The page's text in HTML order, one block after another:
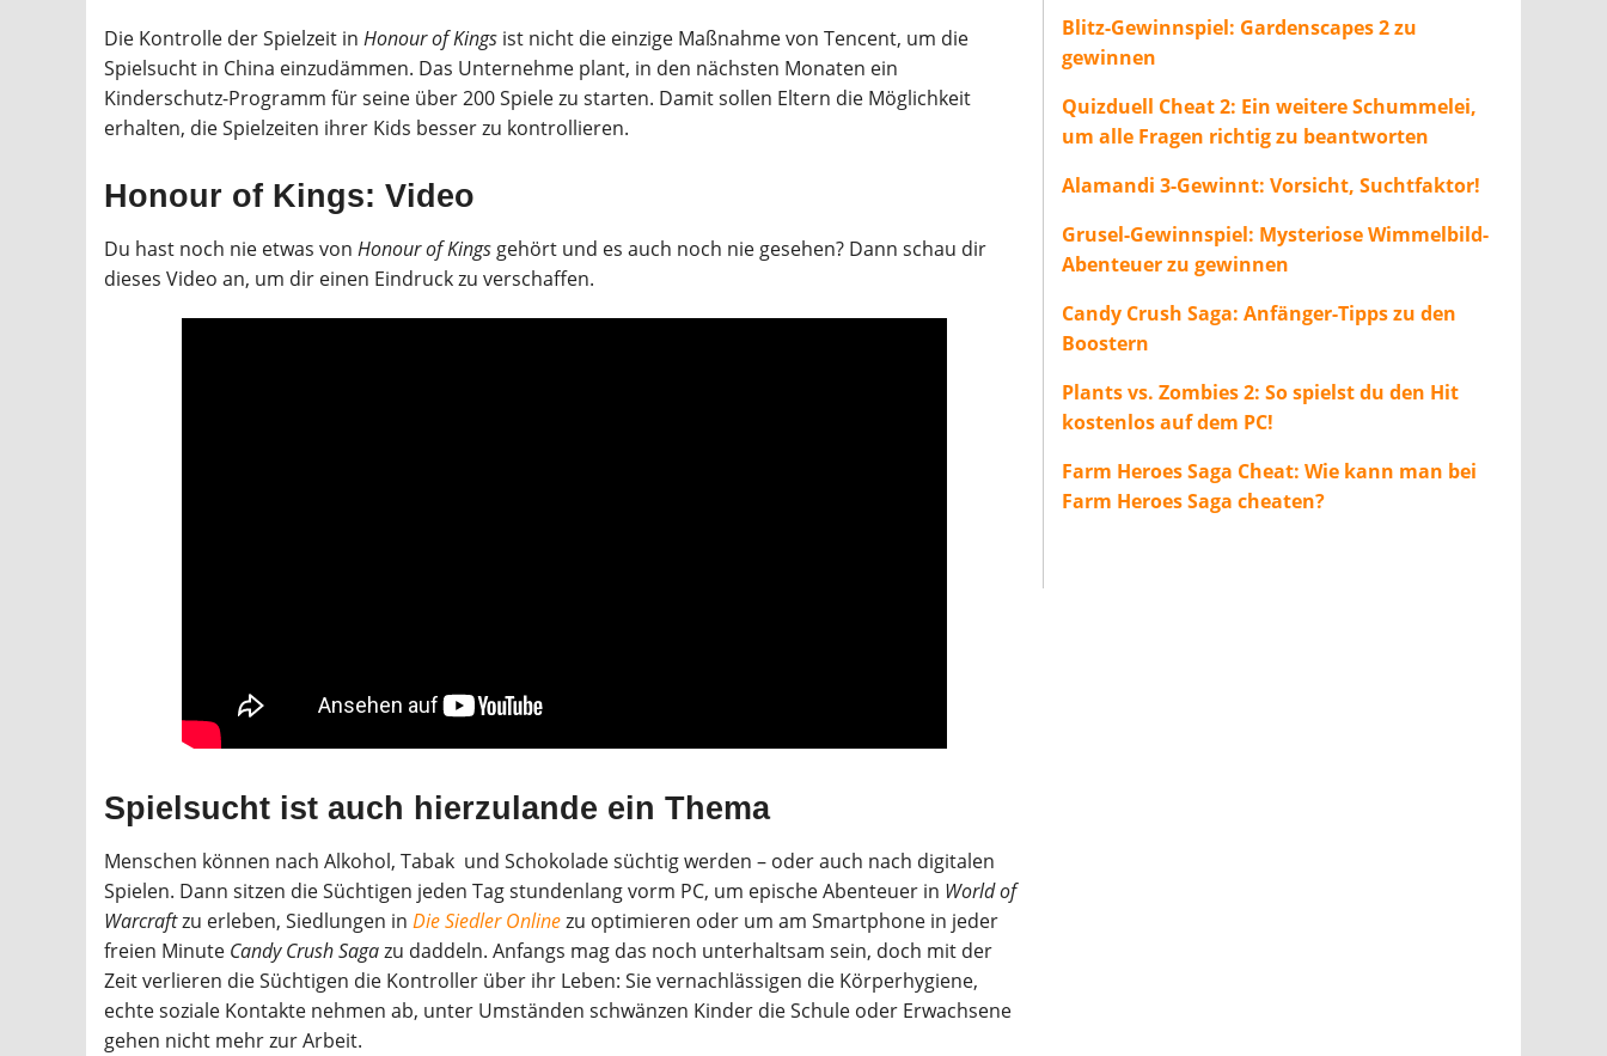
Die Kontrolle der Spielzeit in Honour of Kings ist nicht die einzige Maßnahme von Tencent, um die
Spielsucht in China einzudämmen. Das Unternehme plant, in den nächsten Monaten ein
Kinderschutz-Programm für seine über 200 Spiele zu starten. Damit sollen Eltern die Möglichkeit
erhalten, die Spielzeiten ihrer Kids besser zu kontrollieren.
Honour of Kings: Video
Du hast noch nie etwas von Honour of Kings gehört und es auch noch nie gesehen? Dann schau dir
dieses Video an, um dir einen Eindruck zu verschaffen.
Spielsucht ist auch hierzulande ein Thema
Menschen können nach Alkohol, Tabak und Schokolade süchtig werden – oder auch nach digitalen
Spielen. Dann sitzen die Süchtigen jeden Tag stundenlang vorm PC, um epische Abenteuer in World of
Warcraftzu erleben, Siedlungen in Die Siedler Onlinezu optimieren oder um am Smartphone in jeder
freien Minute Candy Crush Sagazu daddeln. Anfangs mag das noch unterhaltsam sein, doch mit der
Zeit verlieren die Süchtigen die Kontroller über ihr Leben: Sie vernachlässigen die Körperhygiene,
echte soziale Kontakte nehmen ab, unter Umständen schwänzen Kinder die Schule oder Erwachsene
gehen nicht mehr zur Arbeit.
Blitz-Gewinnspiel: Gardenscapes 2 zu
gewinnen
Quizduell Cheat 2: Ein weitere Schummelei,
um alle Fragen richtig zu beantworten
Alamandi 3-Gewinnt: Vorsicht, Suchtfaktor!
Grusel-Gewinnspiel: Mysteriose Wimmelbild-
Abenteuer zu gewinnen
Candy Crush Saga: Anfänger-Tipps zu den
Boostern
Plants vs. Zombies 2: So spielst du den Hit
kostenlos auf dem PC!
Farm Heroes Saga Cheat: Wie kann man bei
Farm Heroes Saga cheaten?